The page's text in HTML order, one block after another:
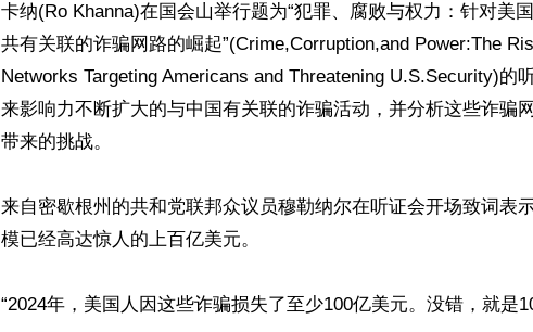
卡纳(Ro Khanna)在国会山举行题为“犯罪、腐败与权力：针对美
共有关联的诈骗网路的崛起”(Crime,Corruption,and Power:The
Networks Targeting Americans and Threatening U.S.Security)的
来影响力不断扩大的与中国有关联的诈骗活动，并分析这些诈骗
带来的挑战。
来自密歇根州的共和党联邦众议员穆勒纳尔在听证会开场致词表
模已经高达惊人的上百亿美元。
“2024年，美国人因这些诈骗损失了至少100亿美元。没错，就是